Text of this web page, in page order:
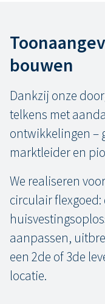
bouwen
Dankzij onze
telkens met
ontwikkelingen –
marktleider en
We realiseren
circulair
aanpassen,
een 2de of 3de
locatie.